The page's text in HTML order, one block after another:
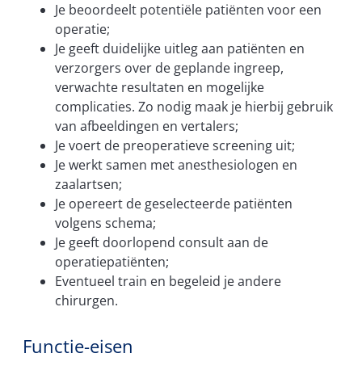
Je beoordeelt potentiële patiënten voor een
operatie;
Je geeft duidelijke uitleg aan patiënten en
verzorgers over de geplande ingreep,
verwachte resultaten en mogelijke
complicaties. Zo nodig maak je hierbij gebruik
van afbeeldingen en vertalers;
Je voert de preoperatieve screening uit;
Je werkt samen met anesthesiologen en
zaalartsen;
Je opereert de geselecteerde patiënten
volgens schema;
Je geeft doorlopend consult aan de
operatiepatiënten;
Eventueel train en begeleid je andere
chirurgen.
Functie-eisen